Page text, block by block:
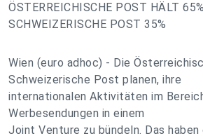
ÖSTERREICHISCHE POST HÄLT
SCHWEIZERISCHE POST 35%
Wien (euro adhoc) - Die
Schweizerische Post planen, ihre
internationalen Aktivitäten im
Werbesendungen in einem
Joint Venture zu bündeln. Das haben